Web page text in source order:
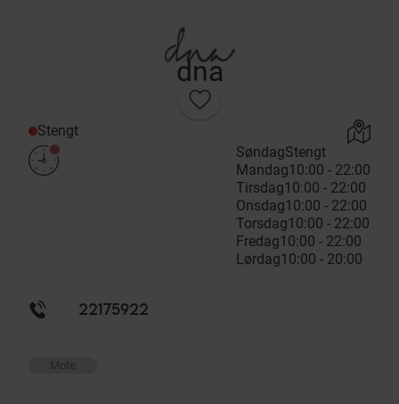
dna
Stengt
SøndagStengt
Mandag10:00 - 22:00
Tirsdag10:00 - 22:00
Onsdag10:00 - 22:00
Torsdag10:00 - 22:00
Fredag10:00 - 22:00
Lørdag10:00 - 20:00
22175922
Mote